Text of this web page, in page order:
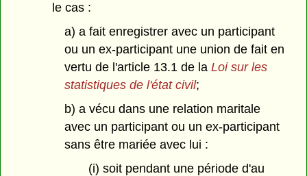
le cas :
a) a fait enregistrer avec un participant
ou un ex-participant une union de fait en
vertu de l'article 13.1 de la Loi sur les
statistiques de l'état civil;
b) a vécu dans une relation maritale
avec un participant ou un ex-participant
sans être mariée avec lui :
(i) soit pendant une période d'au